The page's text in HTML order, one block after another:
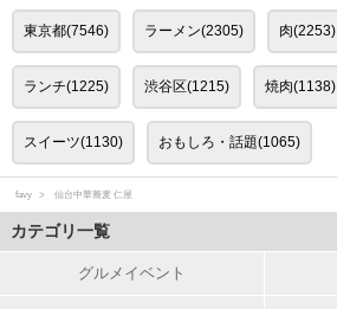
東京都(7546) ラーメン(2305) 肉(2253)
ランチ(1225) 渋谷区(1215) 焼肉(1138)
スイーツ(1130) おもしろ・話題(1065)
favy 仙台中華蕎麦 仁屋
カテゴリ一覧
グルメイベント